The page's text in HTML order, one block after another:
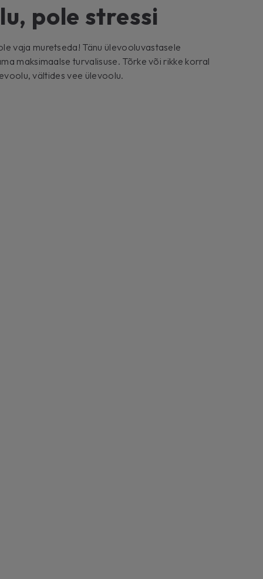
pole stressi
vaja muretseda! Tänu ülevooluvastasele
maksimaalse turvalisuse. Tõrke või rikke korral
vältides vee ülevoolu.